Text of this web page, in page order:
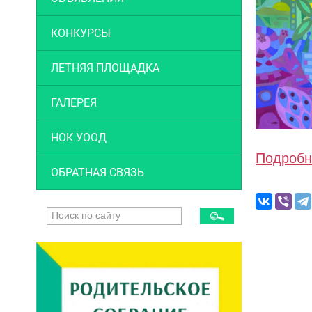
КОНКУРСЫ
ЛЕТНЯЯ ПЛОЩАДКА
ГАЛЕРЕЯ
НОК УООД
ОБРАТНАЯ СВЯЗЬ